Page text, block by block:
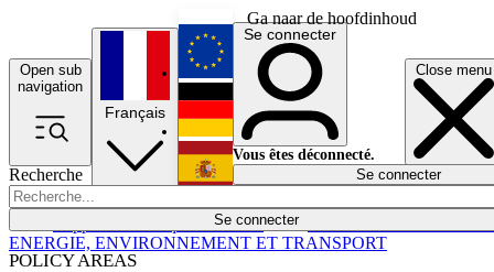
Ga naar de hoofdinhoud
Open sub
navigation
Close menu
Recherche
Se connecter
POLICY AREAS
Économie
Français
English
Deutsch
Español
Se connecter
Vous êtes déconnecté.
Se connecter
ENERGIE, ENVIRONNEMENT ET TRANSPORT